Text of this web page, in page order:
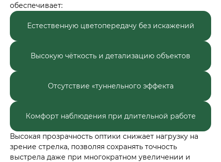
обеспечивает:
Естественную цветопередачу без искажений
Высокую чёткость и детализацию объектов
Отсутствие «туннельного эффекта
Комфорт наблюдения при длительной работе
Высокая прозрачность оптики снижает нагрузку на
зрение стрелка, позволяя сохранять точность
выстрела даже при многократном увеличении и